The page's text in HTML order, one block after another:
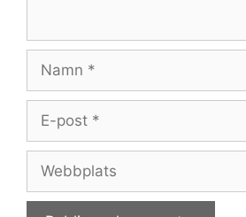
Namn
Webbplats